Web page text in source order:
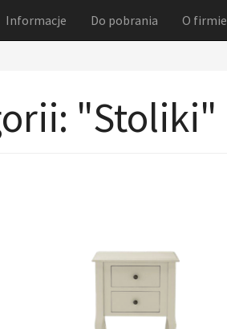
Informacje Do pobrania O firmie
"Stoliki"